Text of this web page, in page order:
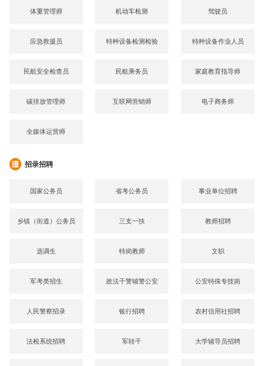
体重管理师 机动车检测 驾驶员
应急救援员 特种设备检测检验 特种设备作业人员
民航安全检查员 民航乘务员 家庭教育指导师
碳排放管理师 互联网营销师 电子商务师
全媒体运营师
招录招聘
国家公务员 省考公务员 事业单位招聘
乡镇（街道）公务员 三支一扶 教师招聘
选调生 特岗教师 文职
军考类招生 政法干警辅警公安 公安特殊专技岗
人民警察招录 银行招聘 农村信用社招聘
法检系统招聘 军转干 大学辅导员招聘